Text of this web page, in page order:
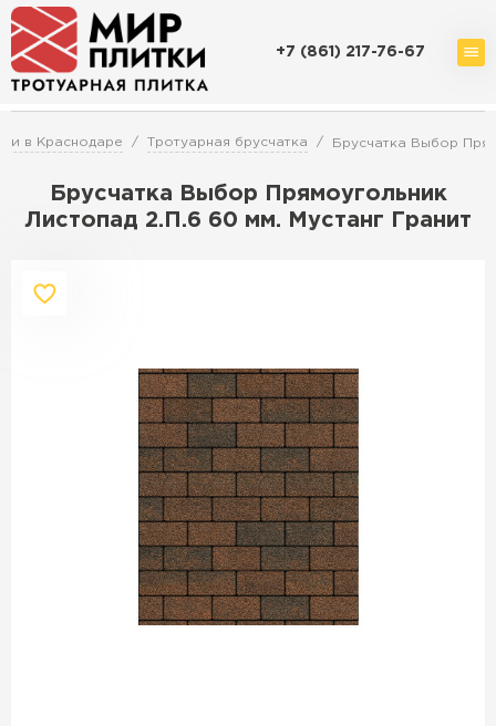
+7 (861) 217-76-67
в Краснодаре Тротуарная брусчатка Брусчатка Выбор
Брусчатка Выбор Прямоугольник
Листопад 2.П.6 60 мм. Мустанг Гранит
ПЕРЕЙТИ
Продажа бордюров в
Краснодаре
ПЕРЕЙТИ